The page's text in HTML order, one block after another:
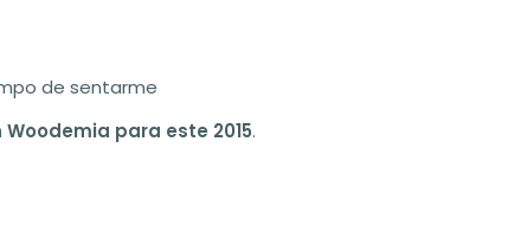
de sentarme
para este 2015.